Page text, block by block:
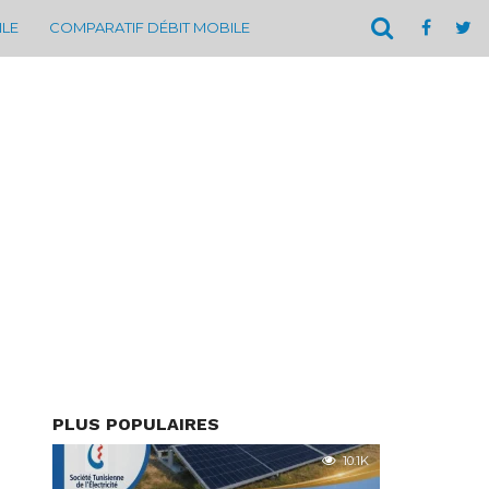
COMPARATIF DÉBIT MOBILE
PLUS POPULAIRES
10.1K